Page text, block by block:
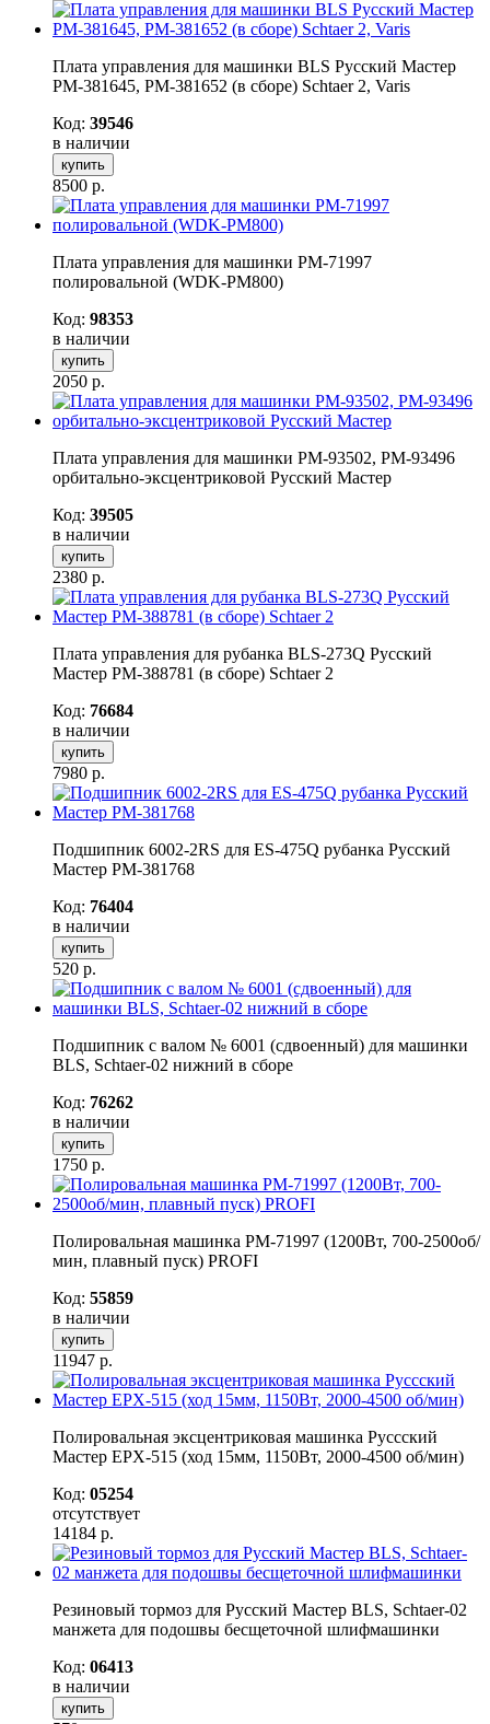
Плата управления для машинки BLS Русский Мастер
РМ-381645, РМ-381652 (в сборе) Schtaer 2, Varis
Код: 39546
в наличии
купить
8500 р.
Плата управления для машинки РМ-71997
полировальной (WDK-PM800)
Код: 98353
в наличии
купить
2050 р.
Плата управления для машинки РМ-93502, РМ-93496
орбитально-эксцентриковой Русский Мастер
Код: 39505
в наличии
купить
2380 р.
Плата управления для рубанка BLS-273Q Русский
Мастер РМ-388781 (в сборе) Schtaer 2
Код: 76684
в наличии
купить
7980 р.
Подшипник 6002-2RS для ES-475Q рубанка Русский
Мастер РМ-381768
Код: 76404
в наличии
купить
520 р.
Подшипник с валом № 6001 (сдвоенный) для машинки
BLS, Schtaer-02 нижний в сборе
Код: 76262
в наличии
купить
1750 р.
Полировальная машинка РМ-71997 (1200Вт, 700-2500об/
мин, плавный пуск) PROFI
Код: 55859
в наличии
купить
11947 р.
Полировальная эксцентриковая машинка Руссский
Мастер EPX-515 (ход 15мм, 1150Вт, 2000-4500 об/мин)
Код: 05254
отсутствует
14184 р.
Резиновый тормоз для Русский Мастер BLS, Schtaer-02
манжета для подошвы бесщеточной шлифмашинки
Код: 06413
в наличии
купить